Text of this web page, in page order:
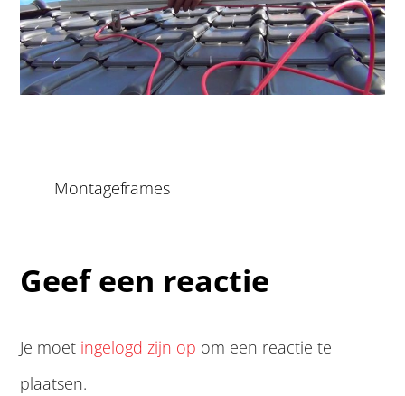
Montageframes
Geef een reactie
Je moet ingelogd zijn op om een reactie te
plaatsen.